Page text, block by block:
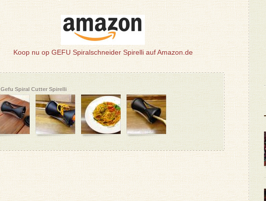
Koop nu op GEFU Spiralschneider Spirelli auf Amazon.de
Gefu Spiral Cutter Spirelli